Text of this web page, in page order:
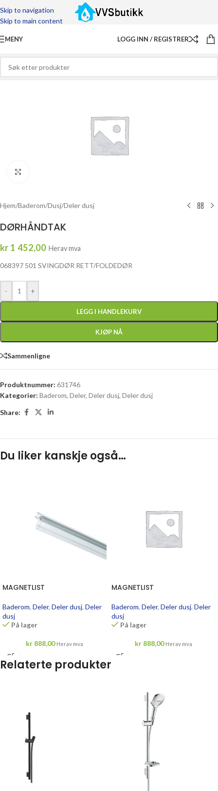
Skip to navigation
Skip to main content
MENY LOGG INN / REGISTRER
Hjem/Baderom/Dusj/Deler dusj
DØRHÅNDTAK
kr 1 452,00 Herav mva
068397 501 SVINGDØR RETT/FOLDEDØR
- +
LEGG I HANDLEKURV
KJØP NÅ
Sammenligne
Produktnummer: 631746
Kategorier: Baderom, Deler, Deler dusj, Deler dusj
Share:
Du liker kanskje også…
MAGNETLIST
Baderom, Deler, Deler dusj, Deler
dusj
På lager
kr 888,00 Herav mva
MAGNETLIST
Baderom, Deler, Deler dusj, Deler
dusj
På lager
kr 888,00 Herav mva
Relaterte produkter